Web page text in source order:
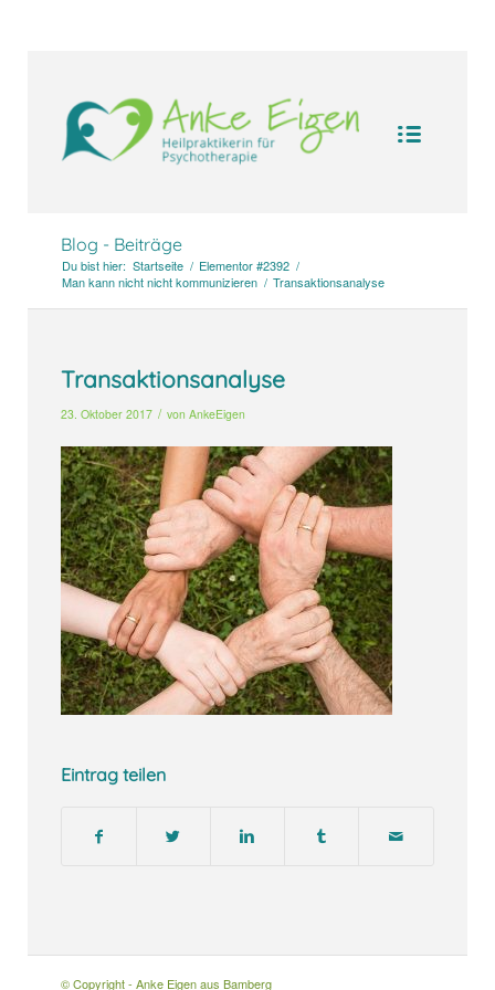
Blog - Beiträge
Du bist hier: Startseite / Elementor #2392 /
Man kann nicht nicht kommunizieren / Transaktionsanalyse
Transaktionsanalyse
23. Oktober 2017 / von AnkeEigen
Eintrag teilen
© Copyright - Anke Eigen aus Bamberg